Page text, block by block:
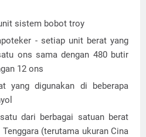
sistem bobot troy
- setiap unit berat yang
ons sama dengan 480 butir
12 ons
yang digunakan di beberapa
dari berbagai satuan berat
(terutama ukuran Cina